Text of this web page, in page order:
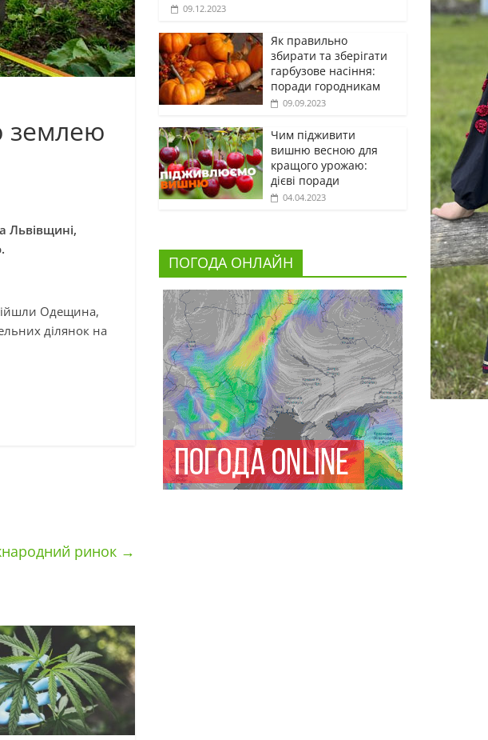
землею
Львівщині,
Одещина,
ділянок на
ринок →
09.12.2023
Як правильно
збирати та зберігати
гарбузове насіння:
поради городникам
09.09.2023
Чим підживити
вишню весною для
кращого урожаю:
дієві поради
04.04.2023
ПОГОДА ОНЛАЙН